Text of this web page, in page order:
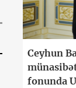
Ceyhun
fonunda